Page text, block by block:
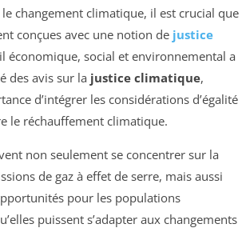
changement climatique, il est crucial que
conçues avec une notion de justice
économique, social et environnemental a
des avis sur la justice climatique,
d’intégrer les considérations d’égalité
le réchauffement climatique.
non seulement se concentrer sur la
de gaz à effet de serre, mais aussi
pour les populations
puissent s’adapter aux changements